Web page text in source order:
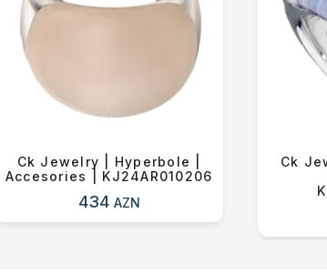
Ck Jewelry | Hyperbole |
Accesories | KJ24AR010206
434 AZN
Ck